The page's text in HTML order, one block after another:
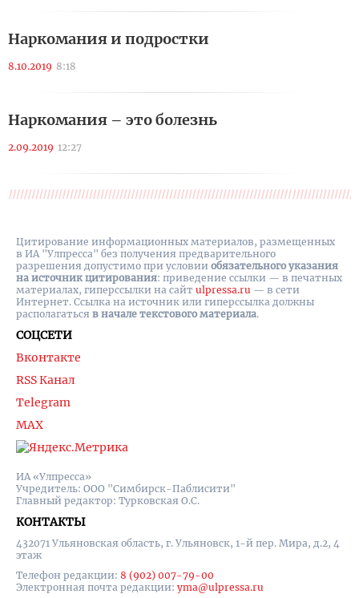
Наркомания и подростки
8.10.2019 8:18
Наркомания – это болезнь
2.09.2019 12:27
ИА «Улпресса»
Учредитель: ООО "Симбирск-Паблисити"
Главный редактор: Турковская О.С.
КОНТАКТЫ
432071 Ульяновская область, г. Ульяновск, 1-й пер. Мира, д.2, 4
этаж
Телефон редакции: 8 (902) 007-79-00
Электронная почта редакции: yma@ulpressa.ru
СОЦСЕТИ
Вконтакте
RSS Канал
Telegram
MAX
Цитирование информационных материалов, размещенных
в ИА "Улпресса" без получения предварительного
разрешения допустимо при условии обязательного указания
на источник цитирования: приведение ссылки — в печатных
материалах, гиперссылки на cайт ulpressa.ru — в сети
Интернет. Ссылка на источник или гиперссылка должны
располагаться в начале текстового материала.